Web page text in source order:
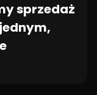
sprzedaż